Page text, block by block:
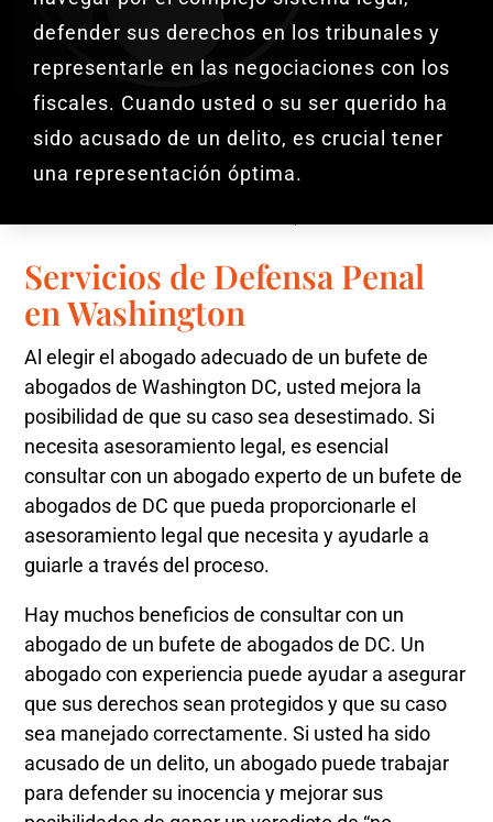
defender sus derechos en los tribunales y
representarle en las negociaciones con los
fiscales. Cuando usted o su ser querido ha
sido acusado de un delito, es crucial tener
una representación óptima.
Servicios de Defensa Penal
en Washington
Al elegir el abogado adecuado de un bufete de
abogados de Washington DC, usted mejora la
posibilidad de que su caso sea desestimado. Si
necesita asesoramiento legal, es esencial
consultar con un abogado experto de un bufete de
abogados de DC que pueda proporcionarle el
asesoramiento legal que necesita y ayudarle a
guiarle a través del proceso.
Hay muchos beneficios de consultar con un
abogado de un bufete de abogados de DC. Un
abogado con experiencia puede ayudar a asegurar
que sus derechos sean protegidos y que su caso
sea manejado correctamente. Si usted ha sido
acusado de un delito, un abogado puede trabajar
para defender su inocencia y mejorar sus